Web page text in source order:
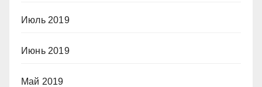
Июль 2019
Июнь 2019
Май 2019